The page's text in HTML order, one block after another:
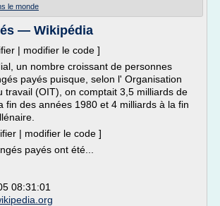
le monde
— Wikipédia
| modifier le code ]
un nombre croissant de personnes
payés puisque, selon l' Organisation
travail (OIT), on comptait 3,5 milliards de
fin des années 1980 et 4 milliards à la fin
| modifier le code ]
payés ont été...
08:31:01